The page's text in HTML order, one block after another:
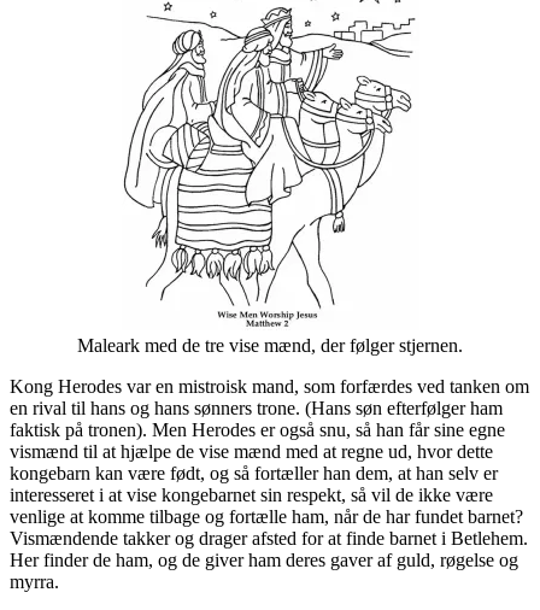
Maleark med de tre vise mænd, der følger stjernen.
Kong Herodes var en mistroisk mand, som forfærdes ved tanken om
en rival til hans og hans sønners trone. (Hans søn efterfølger ham
faktisk på tronen). Men Herodes er også snu, så han får sine egne
vismænd til at hjælpe de vise mænd med at regne ud, hvor dette
kongebarn kan være født, og så fortæller han dem, at han selv er
interesseret i at vise kongebarnet sin respekt, så vil de ikke være
venlige at komme tilbage og fortælle ham, når de har fundet barnet?
Vismændende takker og drager afsted for at finde barnet i Betlehem.
Her finder de ham, og de giver ham deres gaver af guld, røgelse og
myrra.